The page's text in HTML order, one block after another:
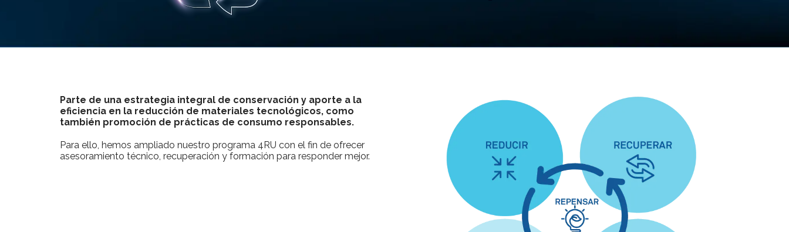
Parte de una estrategia integral de conservación y aporte a la
eficiencia en la reducción de materiales tecnológicos, como
también promoción de prácticas de consumo responsables.
Para ello, hemos ampliado nuestro programa 4RU con el fin de ofrecer
asesoramiento técnico, recuperación y formación para responder mejor.